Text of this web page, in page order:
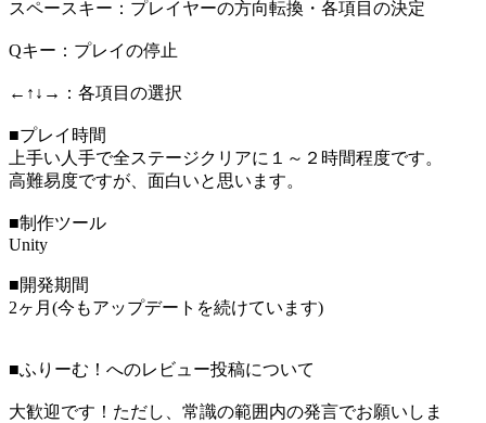
スペースキー：プレイヤーの方向転換・各項目の決定
Qキー：プレイの停止
←↑↓→：各項目の選択
■プレイ時間
上手い人手で全ステージクリアに１～２時間程度です。
高難易度ですが、面白いと思います。
■制作ツール
Unity
■開発期間
2ヶ月(今もアップデートを続けています)
■ふりーむ！へのレビュー投稿について
大歓迎です！ただし、常識の範囲内の発言でお願いしま